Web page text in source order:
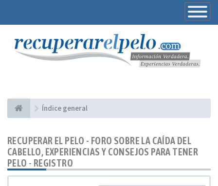
Toggle
Índice general
RECUPERAR EL PELO - FORO SOBRE LA CAÍDA DEL
CABELLO, EXPERIENCIAS Y CONSEJOS PARA TENER
PELO - REGISTRO